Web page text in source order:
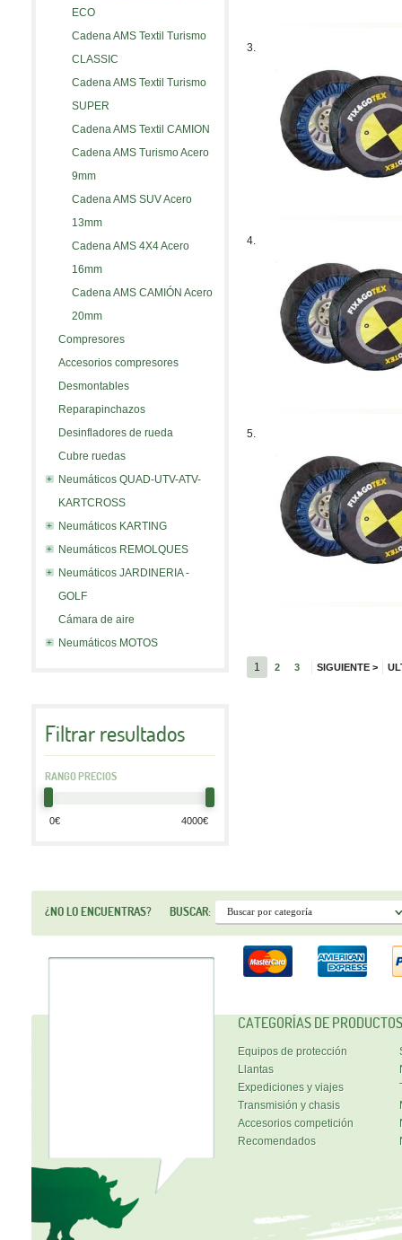
ECO
Cadena AMS Textil Turismo
CLASSIC
Cadena AMS Textil Turismo
SUPER
Cadena AMS Textil CAMION
Cadena AMS Turismo Acero
9mm
Cadena AMS SUV Acero
13mm
Cadena AMS 4X4 Acero
16mm
Cadena AMS CAMIÓN Acero
20mm
Compresores
Accesorios compresores
Desmontables
Reparapinchazos
Desinfladores de rueda
Cubre ruedas
Neumáticos QUAD-UTV-ATV-
KARTCROSS
Neumáticos KARTING
Neumáticos REMOLQUES
Neumáticos JARDINERIA -
GOLF
Cámara de aire
Neumáticos MOTOS
Filtrar resultados
RANGO PRECIOS
3.
4.
5.
1 2 3 SIGUIENTE >
¿NO LO ENCUENTRAS? BUSCAR:
CATEGORÍAS DE PRODUCTOS
Equipos de protección
Llantas
Expediciones y viajes
Transmisión y chasis
Accesorios competición
Recomendados